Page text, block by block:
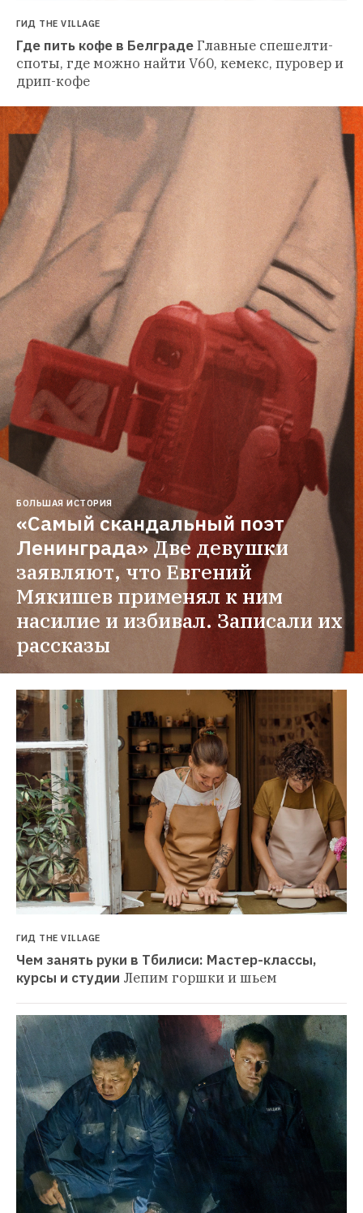
ГИД THE VILLAGE
Где пить кофе в БелградеГлавные спешелти-
споты, где можно найти V60, кемекс, пуровер и
дрип-кофе
БОЛЬШАЯ ИСТОРИЯ
«Самый скандальный поэт
Ленинграда»Две девушки
заявляют, что Евгений
Мякишев применял к ним
насилие и избивал. Записали их
рассказы
ГИД THE VILLAGE
Чем занять руки в Тбилиси: Мастер-классы,
курсы и студии Лепим горшки и шьем